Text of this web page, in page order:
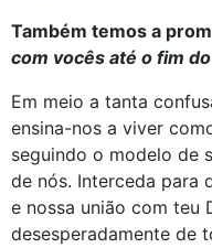
Também temos a
com vocês até o fim
Em meio a tanta
ensina-nos a viver
seguindo o modelo de
de nós. Interceda para
e nossa união com teu
desesperadamente de